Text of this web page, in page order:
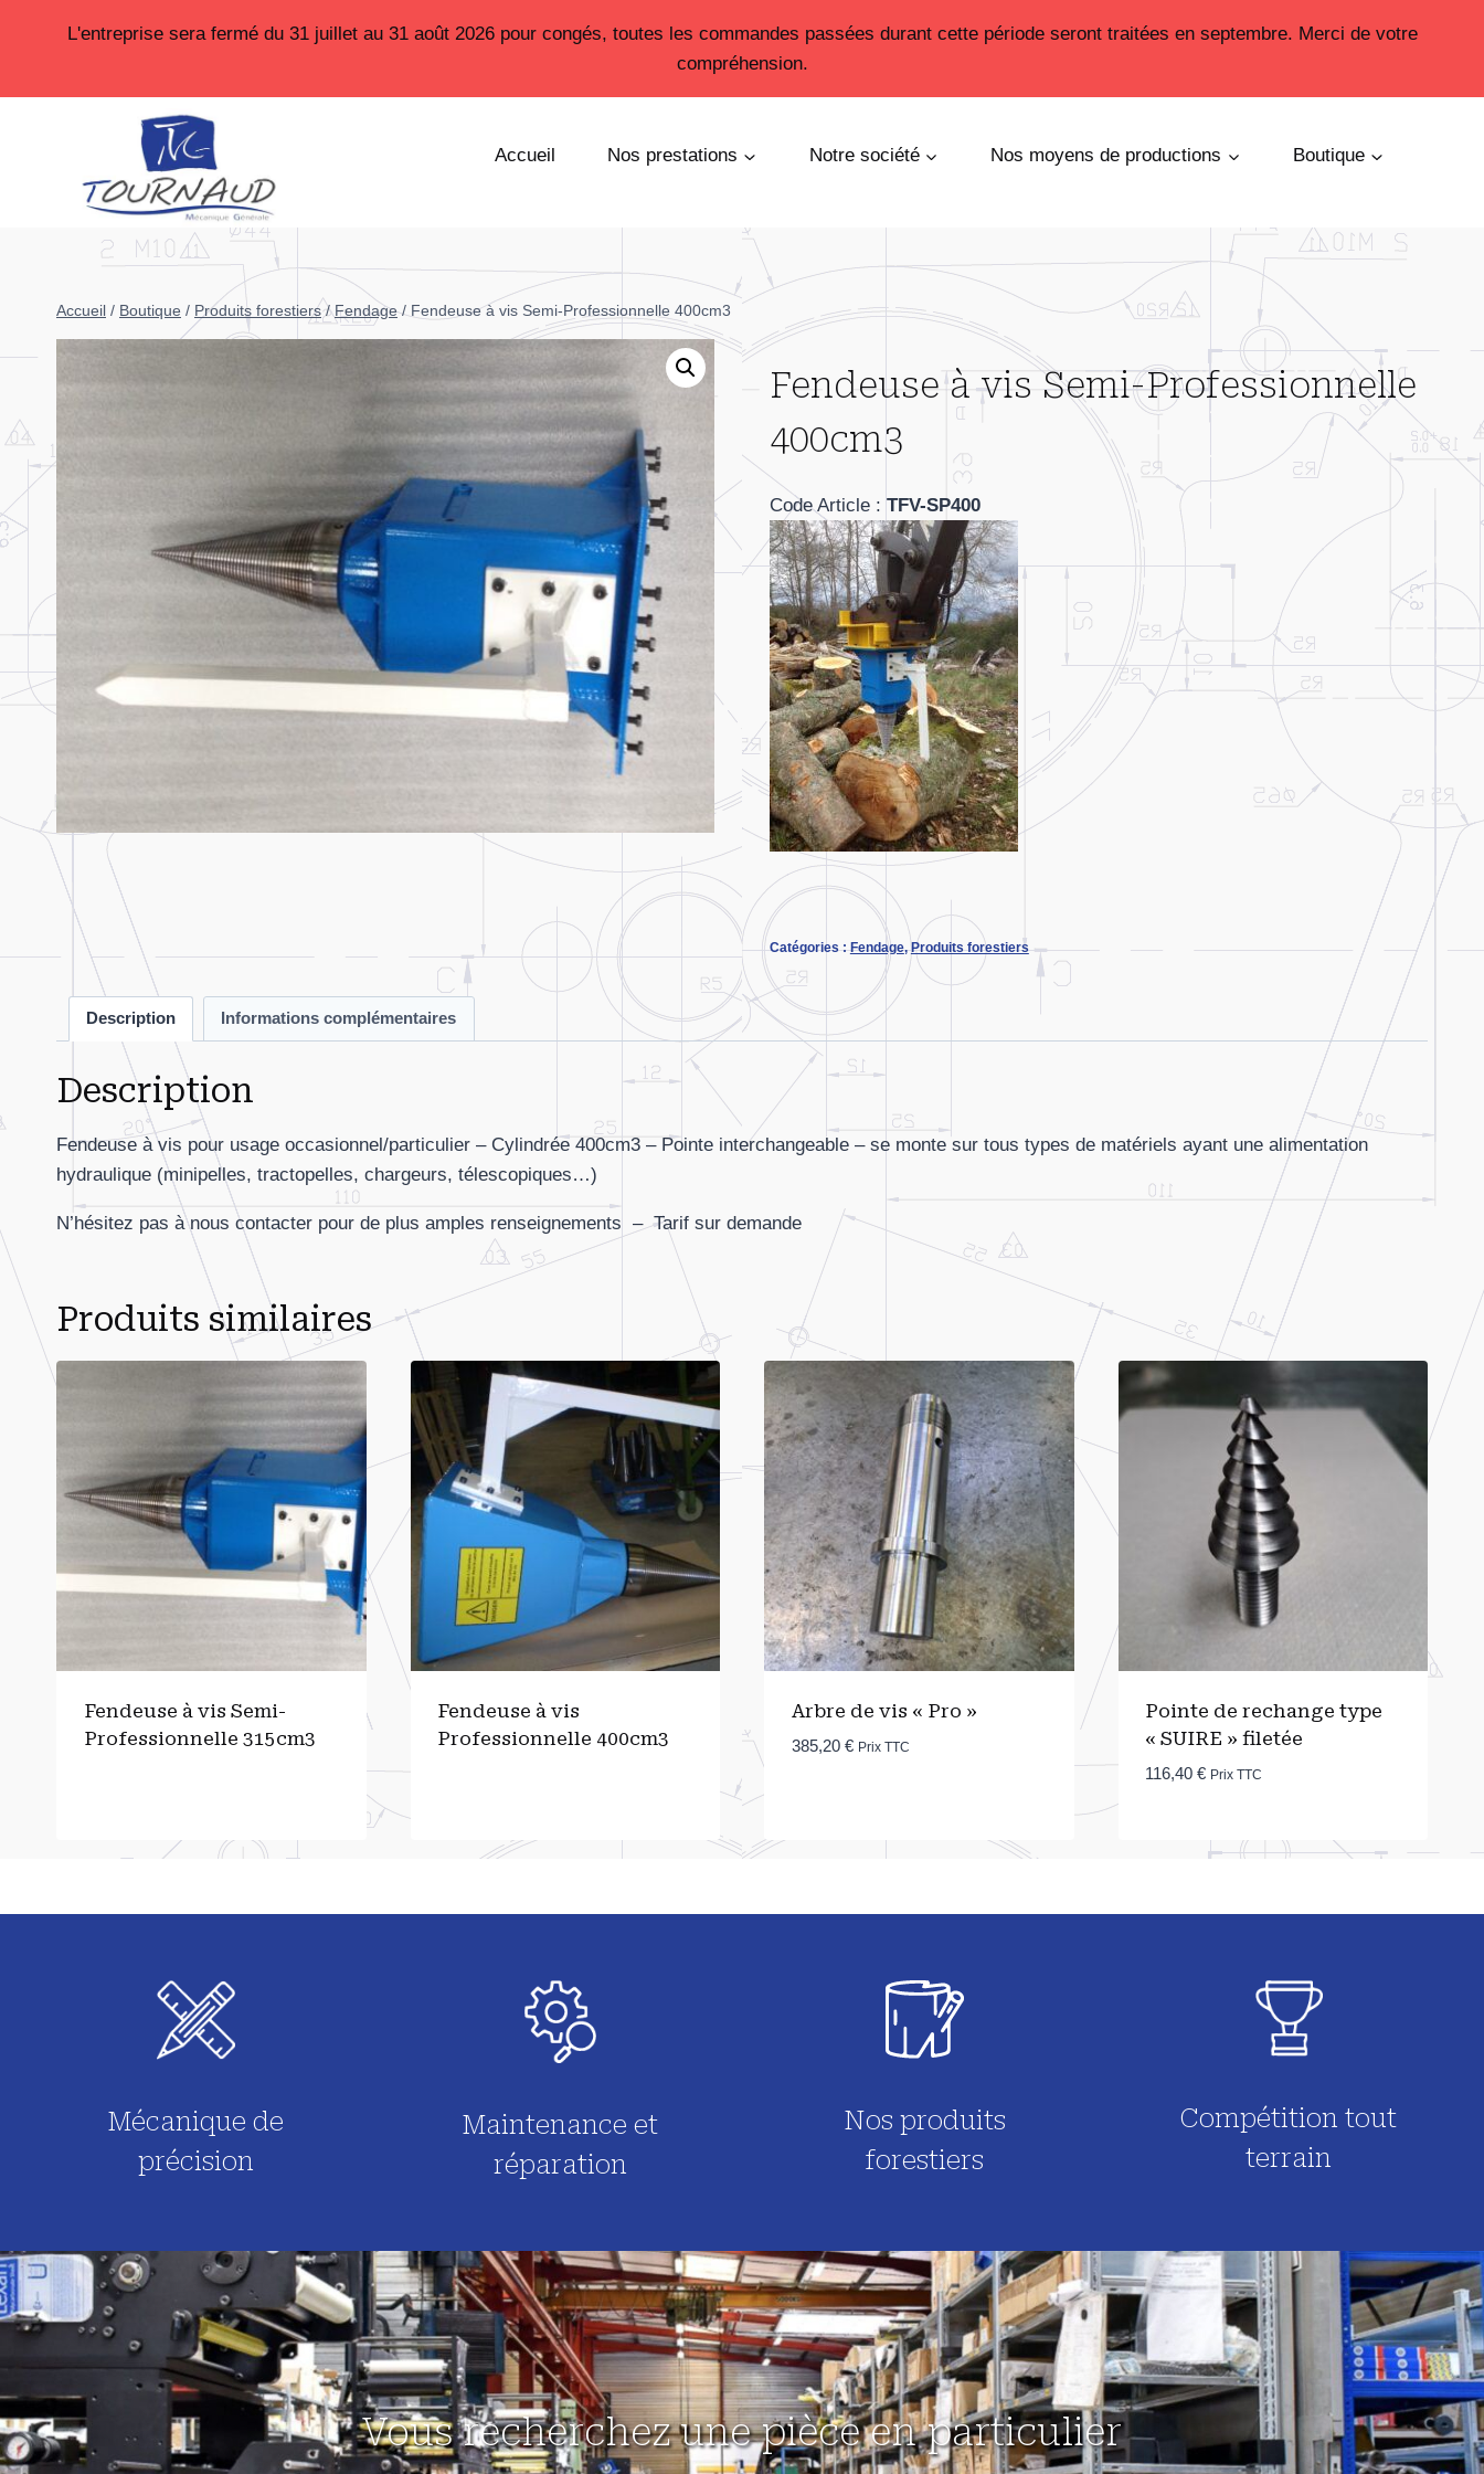
L'entreprise sera fermé du 31 juillet au 31 août 2026 pour congés, toutes les commandes passées durant cette période seront traitées en septembre. Merci de votre
compréhension.
Accueil Nos prestations Notre société Nos moyens de productions Boutique
Accueil / Boutique / Produits forestiers / Fendage / Fendeuse à vis Semi-Professionnelle 400cm3
Fendeuse à vis Semi-Professionnelle
400cm3
Code Article : TFV-SP400
Catégories :Fendage,Produits forestiers
Description Informations complémentaires
Description
Fendeuse à vis pour usage occasionnel/particulier – Cylindrée 400cm3 – Pointe interchangeable – se monte sur tous types de matériels ayant une alimentation
hydraulique (minipelles, tractopelles, chargeurs, télescopiques…)
N’hésitez pas à nous contacter pour de plus amples renseignements – Tarif sur demande
Produits similaires
Fendeuse à vis Semi-
Professionnelle 315cm3
Fendeuse à vis
Professionnelle 400cm3
Arbre de vis « Pro »
385,20 € Prix TTC
Pointe de rechange type
« SUIRE » filetée
116,40 € Prix TTC
Mécanique de
précision
Maintenance et
réparation
Nos produits
forestiers
Compétition tout
terrain
Vous recherchez une pièce en particulier